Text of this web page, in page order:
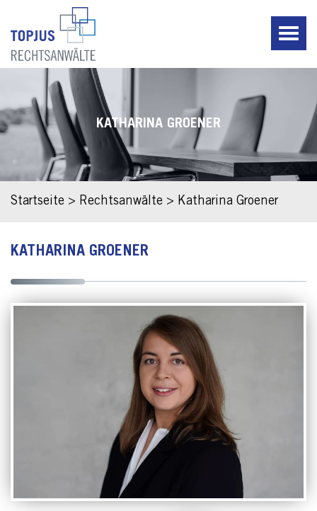
KATHARINA GROENER
Startseite > Rechtsanwälte > Katharina Groener
KATHARINA GROENER